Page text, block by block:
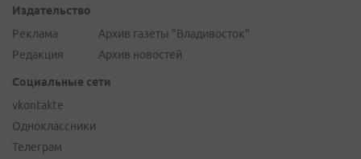
Издательство
Реклама
Редакция
Архив газеты "Владивосток"
Архив новостей
Социальные сети
vkontakte
Одноклассники
Телеграм